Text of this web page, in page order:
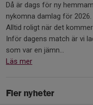
Då är dags för ny
nykomna damlag för 2026.
Alltid roligt när det
Inför dagens match är vi
som var en jämn...
Läs mer
Fler nyheter